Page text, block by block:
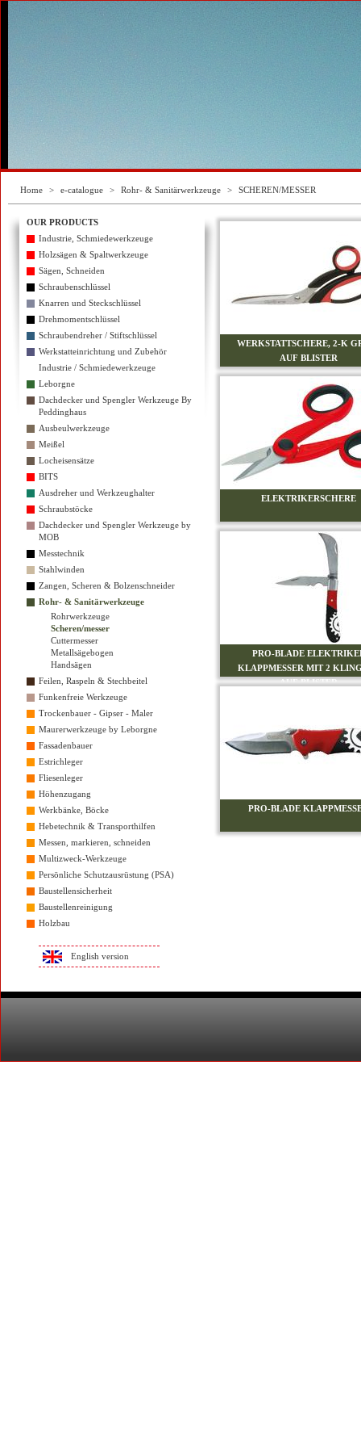
Home > e-catalogue > Rohr- & Sanitärwerkzeuge > SCHEREN/MESSER
OUR PRODUCTS
Industrie, Schmiedewerkzeuge
Holzsägen & Spaltwerkzeuge
Sägen, Schneiden
Schraubenschlüssel
Knarren und Steckschlüssel
Drehmomentschlüssel
Schraubendreher / Stiftschlüssel
Werkstatteinrichtung und Zubehör
Industrie / Schmiedewerkzeuge
Leborgne
Dachdecker und Spengler Werkzeuge By
Peddinghaus
Ausbeulwerkzeuge
Meißel
Locheisensätze
BITS
Ausdreher und Werkzeughalter
Schraubstöcke
Dachdecker und Spengler Werkzeuge by
MOB
Messtechnik
Stahlwinden
Zangen, Scheren & Bolzenschneider
Rohr- & Sanitärwerkzeuge
Rohrwerkzeuge
Scheren/messer
Cuttermesser
Metallsägebogen
Handsägen
Feilen, Raspeln & Stechbeitel
Funkenfreie Werkzeuge
Trockenbauer - Gipser - Maler
Maurerwerkzeuge by Leborgne
Fassadenbauer
Estrichleger
Fliesenleger
Höhenzugang
Werkbänke, Böcke
Hebetechnik & Transporthilfen
Messen, markieren, schneiden
Multizweck-Werkzeuge
Persönliche Schutzausrüstung (PSA)
Baustellensicherheit
Baustellenreinigung
Holzbau
English version
WERKSTATTSCHERE, 2-K
AUF BLISTER
ELEKTRIKERSCHERE
PRO-BLADE
KLAPPMESSER MIT 2
AUF BLISTER
PRO-BLADE